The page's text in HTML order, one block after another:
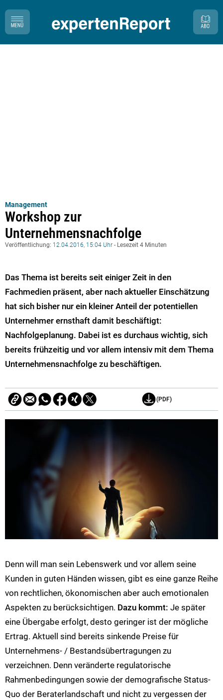
Management
Workshop zur
Unternehmensnachfolge
Veröffentlichung: 12.04.2016, 15:04 Uhr - Lesezeit 4 Minuten
Das Thema ist bereits seit einiger Zeit in den
Fachmedien präsent, aber nach aktueller Einschätzung
hat sich bisher nur ein kleiner Anteil der potentiellen
Unternehmer ernsthaft damit beschäftigt:
Nachfolgeplanung. Dabei ist es durchaus wichtig, sich
bereits frühzeitig und vor allem intensiv mit dem Thema
Unternehmensnachfolge zu beschäftigen.
(PDF)
Denn will man sein Lebenswerk und vor allem seine
Kunden in guten Händen wissen, gibt es eine ganze Reihe
von rechtlichen, ökonomischen aber auch emotionalen
Aspekten zu berücksichtigen. Dazu kommt: Je später
eine Übergabe erfolgt, desto geringer ist der mögliche
Ertrag. Aktuell sind bereits sinkende Preise für
Unternehmens- / Bestandsübertragungen zu
verzeichnen. Denn veränderte regulatorische
Rahmenbedingungen sowie der demografische Status-
Quo der Beraterlandschaft und nicht zu vergessen der